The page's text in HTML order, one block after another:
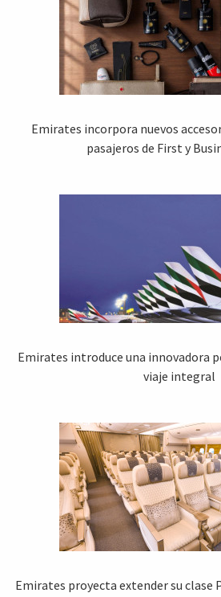
Emirates incorpora nuevos
pasajeros de First y
Emirates introduce una innovadora
viaje integral
Emirates proyecta extender su clase